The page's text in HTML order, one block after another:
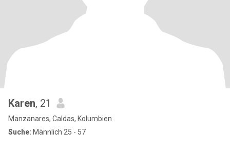
Karen, 21
Manzanares, Caldas, Kolumbien
Suche: Männlich 25 - 57